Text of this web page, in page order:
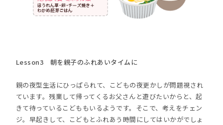
Lesson3 朝を親子のふれあいタイムに
親の夜型生活にひっぱられて、こどもの夜更かしが問題視され
ています。残業して帰ってくるお父さんと遊びたいからと、起
きて待っているこどももいるようです。そこで、考えをチェン
ジ。早起きして、こどもとふれあう時間にしてはいかがでしょ